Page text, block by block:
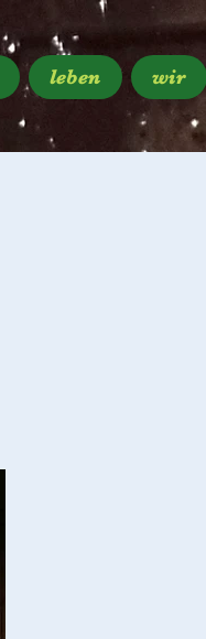
leben wir